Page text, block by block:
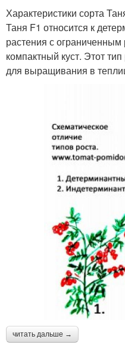
Характеристики сорта
Таня F1 относится к
растения с
компактный куст. Этот
для выращивания в
читать дальше →